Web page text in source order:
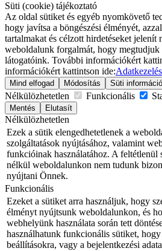
Süti (cookie) tájékoztató
Az oldal sütiket és egyéb nyomkövető
hogy javítsa a böngészési élményét,
tartalmakat és célzott hirdetéseket jelenít
weboldalunk forgalmát, hogy megtudjuk
látogatóink. További információkért
információkért kattintson ide:
Mind elfogad Módosítás Süti
Nélkülözhetetlen Funkcionális
Mentés Elutasít
Nélkülözhetetlen
Ezek a sütik elengedhetetlenek a
szolgáltatások nyújtásához, valamint
funkcióinak használatához. A feltétlenül
nélkül weboldalunkon nem tudunk
nyújtani Önnek.
Funkcionális
Ezeket a sütiket arra használjuk, hogy
élményt nyújtsunk weboldalunkon, és
webhelyünk használata során tett
használhatunk funkcionális sütiket,
beállításokra, vagy a bejelentkezési